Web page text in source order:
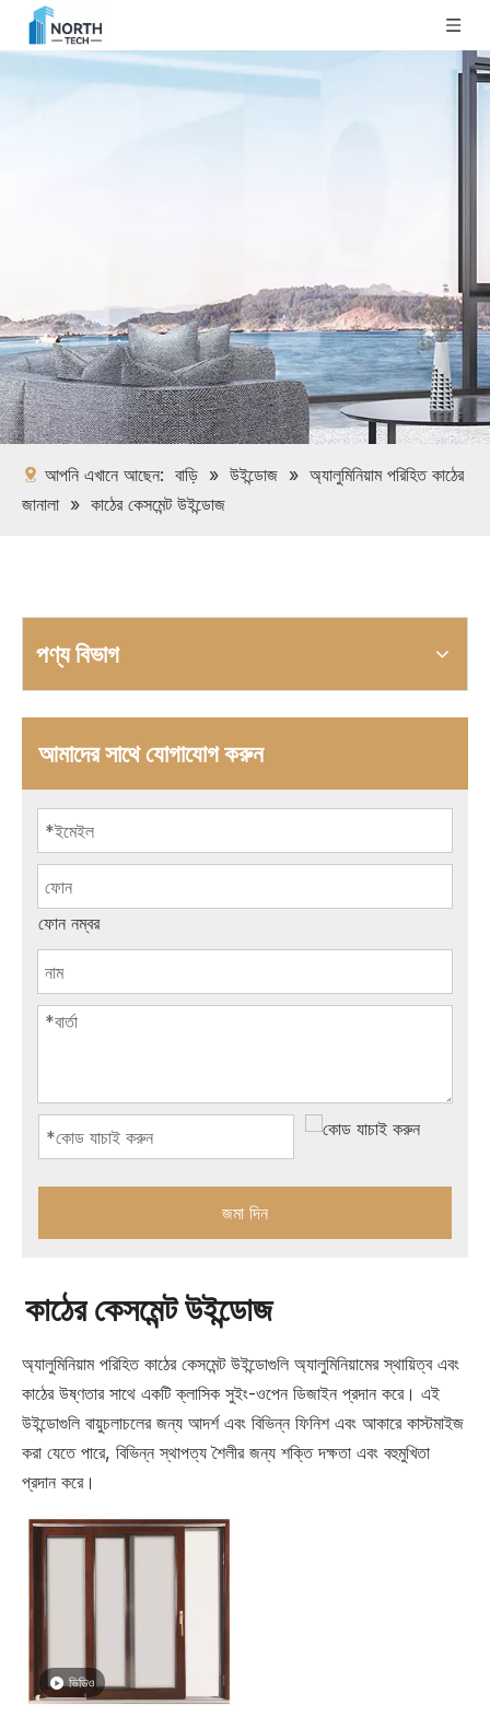
আপনি এখানে আছেন: বাড়ি » উইন্ডোজ » অ্যালুমিনিয়াম পরিহিত কাঠের
জানালা » কাঠের কেসমেন্ট উইন্ডোজ
পণ্য বিভাগ
আমাদের সাথে যোগাযোগ করুন
ফোন নম্বর
জমা দিন
কাঠের কেসমেন্ট উইন্ডোজ
অ্যালুমিনিয়াম পরিহিত কাঠের কেসমেন্ট উইন্ডোগুলি অ্যালুমিনিয়ামের স্থায়িত্ব এবং
কাঠের উষ্ণতার সাথে একটি ক্লাসিক সুইং-ওপেন ডিজাইন প্রদান করে। এই
উইন্ডোগুলি বায়ুচলাচলের জন্য আদর্শ এবং বিভিন্ন ফিনিশ এবং আকারে কাস্টমাইজ
করা যেতে পারে, বিভিন্ন স্থাপত্য শৈলীর জন্য শক্তি দক্ষতা এবং বহুমুখিতা
প্রদান করে।
ভিডিও